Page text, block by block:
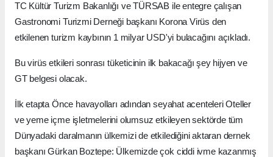
TC Kültür Turizm Bakanlığı ve TÜRSAB ile entegre çalışan
Gastronomi Turizmi Derneği başkanı Korona Virüs den
etkilenen turizm kaybının 1 milyar USD'yi bulacağını açıkladı.
Bu virüs etkileri sonrası tüketicinin ilk bakacağı şey hijyen ve
GT belgesi olacak.
İlk etapta Önce havayolları adından seyahat acenteleri Oteller
ve yeme içme işletmelerini olumsuz etkileyen sektörde tüm
Dünyadaki daralmanın ülkemizi de etkilediğini aktaran dernek
başkanı Gürkan Boztepe: Ülkemizde çok ciddi ivme kazanmış